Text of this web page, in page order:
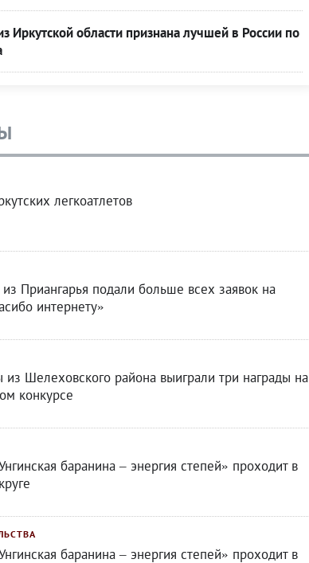
области признана лучшей в России по
легкоатлетов
Приангарья подали больше всех заявок на
интернету»
Шелеховского района выиграли три награды на
конкурсе
баранина – энергия степей» проходит в
баранина – энергия степей» проходит в